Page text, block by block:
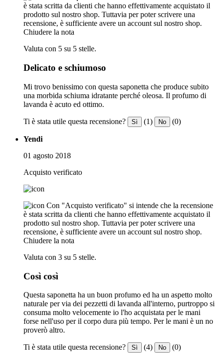
è stata scritta da clienti che hanno effettivamente acquistato il
prodotto sul nostro shop. Tuttavia per poter scrivere una
recensione, è sufficiente avere un account sul nostro shop.
Chiudere la nota
Valuta con 5 su 5 stelle.
Delicato e schiumoso
Mi trovo benissimo con questa saponetta che produce subito
una morbida schiuma idratante perché oleosa. Il profumo di
lavanda è acuto ed ottimo.
Ti è stata utile questa recensione? Sì (1) No (0)
Yendi
01 agosto 2018
Acquisto verificato
Con "Acquisto verificato" si intende che la recensione
è stata scritta da clienti che hanno effettivamente acquistato il
prodotto sul nostro shop. Tuttavia per poter scrivere una
recensione, è sufficiente avere un account sul nostro shop.
Chiudere la nota
Valuta con 3 su 5 stelle.
Così così
Questa saponetta ha un buon profumo ed ha un aspetto molto
naturale per via dei pezzetti di lavanda all'interno, purtroppo si
consuma molto velocemente io l'ho acquistata per le mani
forse nell'uso per il corpo dura più tempo. Per le mani è un no
proverò altro.
Ti è stata utile questa recensione? Sì (4) No (0)